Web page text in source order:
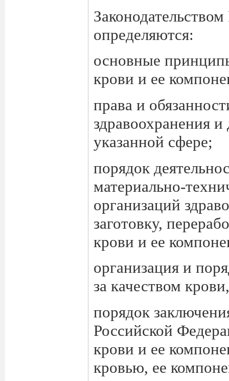
определяются:
основные
крови и ее
права и
здравоохранения
указанной сфере;
порядок
материально-
организаций
заготовку,
крови и ее
организация и
за качеством
порядок
Российской
крови и ее
кровью, ее